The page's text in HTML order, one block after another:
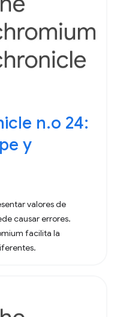
n.o 24:
y
valores de
causar errores.
facilita la